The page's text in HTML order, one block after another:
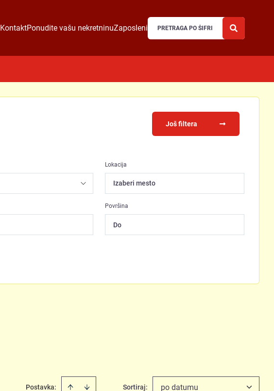
KontaktPonudite vašu nekretninuZaposleni
Još filtera
Lokacija
Izaberi mesto
Površina
Postavka: Sortiraj: po datumu